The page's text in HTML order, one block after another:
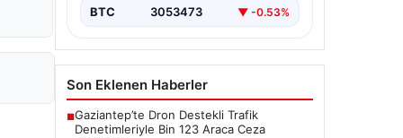
BTC 3053473 ▼ -0.53%
Son Eklenen Haberler
■Gaziantep’te Dron Destekli Trafik
Denetimleriyle Bin 123 Araca Ceza